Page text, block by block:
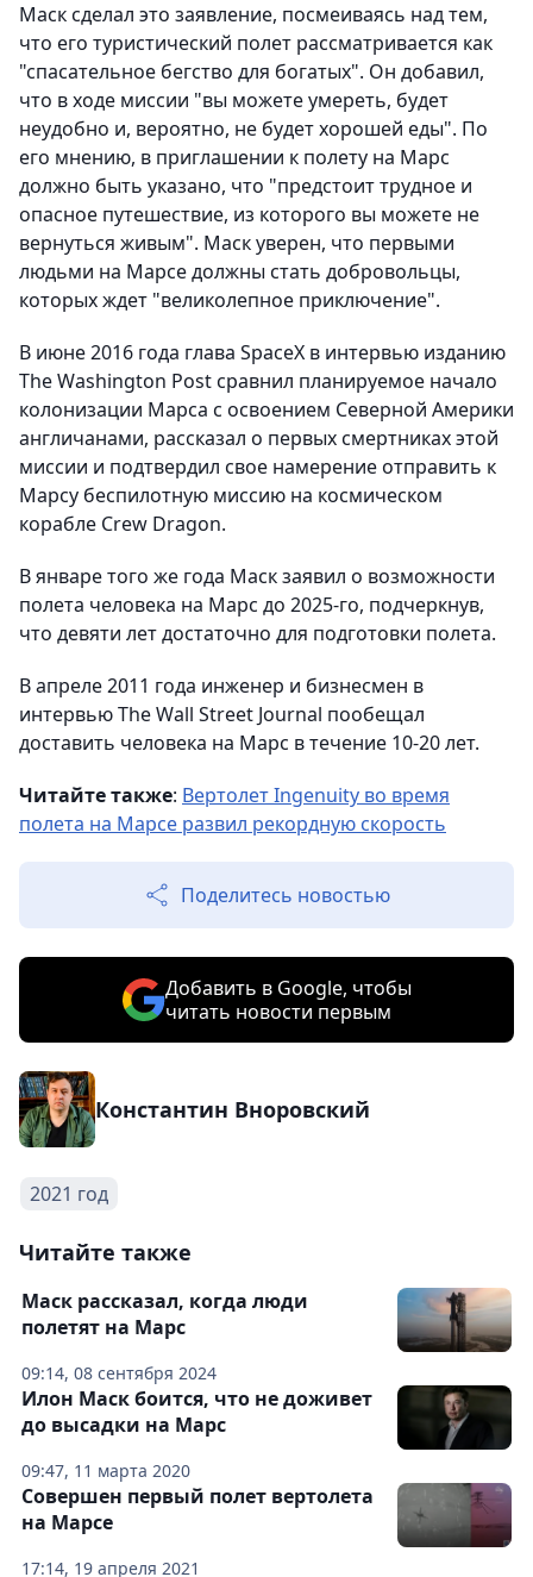
Маск сделал это заявление, посмеиваясь над тем,
что его туристический полет рассматривается как
"спасательное бегство для богатых". Он добавил,
что в ходе миссии "вы можете умереть, будет
неудобно и, вероятно, не будет хорошей еды". По
его мнению, в приглашении к полету на Марс
должно быть указано, что "предстоит трудное и
опасное путешествие, из которого вы можете не
вернуться живым". Маск уверен, что первыми
людьми на Марсе должны стать добровольцы,
которых ждет "великолепное приключение".
В июне 2016 года глава SpaceX в интервью изданию
The Washington Post сравнил планируемое начало
колонизации Марса с освоением Северной Америки
англичанами, рассказал о первых смертниках этой
миссии и подтвердил свое намерение отправить к
Марсу беспилотную миссию на космическом
корабле Crew Dragon.
В январе того же года Маск заявил о возможности
полета человека на Марс до 2025-го, подчеркнув,
что девяти лет достаточно для подготовки полета.
В апреле 2011 года инженер и бизнесмен в
интервью The Wall Street Journal пообещал
доставить человека на Марс в течение 10-20 лет.
Читайте также: Вертолет Ingenuity во время
полета на Марсе развил рекордную скорость
Поделитесь новостью
Добавить в Google, чтобы
читать новости первым
Константин Вноровский
2021 год
Читайте также
09:14, 08 сентября 2024
Маск рассказал, когда люди
полетят на Марс
09:47, 11 марта 2020
Илон Маск боится, что не доживет
до высадки на Марс
17:14, 19 апреля 2021
Совершен первый полет вертолета
на Марсе